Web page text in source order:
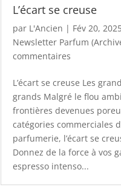
L’écart se creuse
par L'Ancien | Fév 20,
Newsletter Parfum
commentaires
L’écart se creuse Les
grands Malgré le flou
frontières devenues
catégories commerciales
parfumerie, l’écart se
Donnez de la force à vos
espresso intenso...